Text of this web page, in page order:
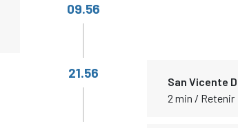
09.56
21.56
San Vicente
2 min / Retenir